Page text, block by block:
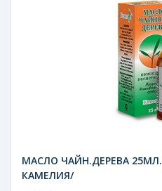
МАСЛО ЧАЙН.ДЕРЕВА
КАМЕЛИЯ/